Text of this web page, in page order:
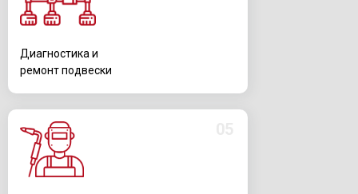
Диагностика и
ремонт подвески